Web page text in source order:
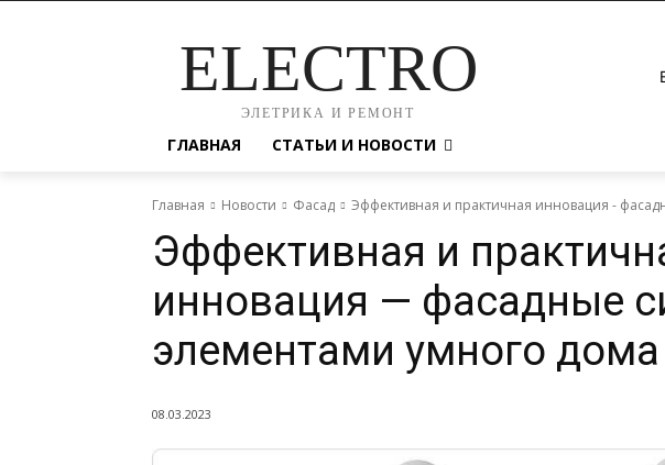
ELECTRO
ЭЛЕТРИКА И РЕМОНТ
ГЛАВНАЯ СТАТЬИ И НОВОСТИ
Главная Новости Фасад Эффективная и практичная инновация -
Эффективная и
инновация — фасадные
элементами умного дома
08.03.2023